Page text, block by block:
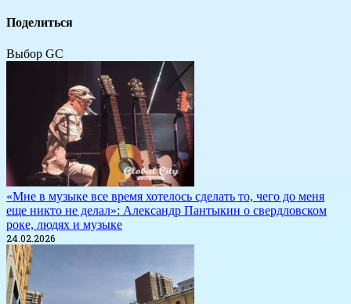
Поделиться
Выбор GC
«Мне в музыке все время хотелось сделать то, чего до меня
еще никто не делал»: Александр Пантыкин о свердловском
роке, людях и музыке
24.02.2026